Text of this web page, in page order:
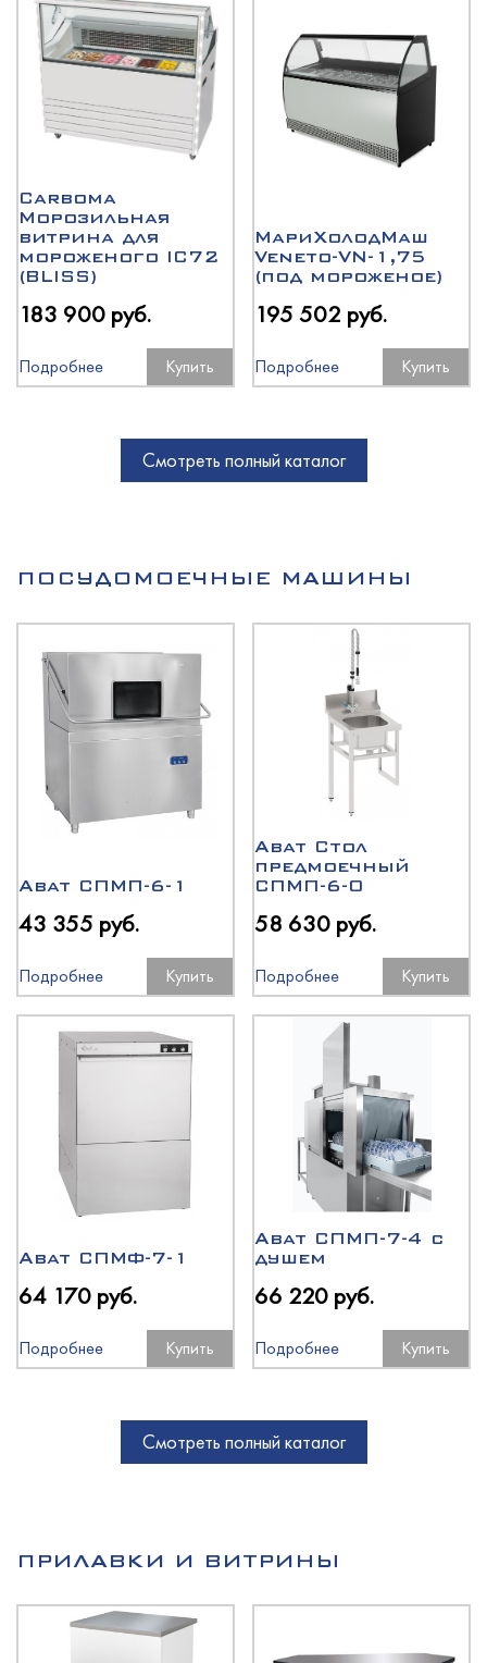
Carboma
Морозильная
витрина для
мороженого IC72
(BLISS)
183 900 руб.
Подробнее Купить
МариХолодМаш
Veneto-VN-1,75
(под мороженое)
195 502 руб.
Подробнее Купить
Смотреть полный каталог
ПОСУДОМОЕЧНЫЕ МАШИНЫ
Abat СПМП-6-1
43 355 руб.
Подробнее Купить
Abat Стол
предмоечный
СПМП-6-0
58 630 руб.
Подробнее Купить
Abat СПМФ-7-1
64 170 руб.
Подробнее Купить
Abat СПМП-7-4 с
душем
66 220 руб.
Подробнее Купить
Смотреть полный каталог
ПРИЛАВКИ И ВИТРИНЫ